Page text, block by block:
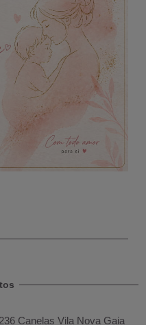
Canelas Vila Nova Gaia